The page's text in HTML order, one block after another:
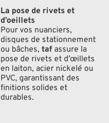
La pose de rivets et
d’oeillets
Pour vos nuanciers,
disques de stationnement
ou bâches, taf assure la
pose de rivets et d’œillets
en laiton, acier nickelé ou
PVC, garantissant des
finitions solides et
durables.